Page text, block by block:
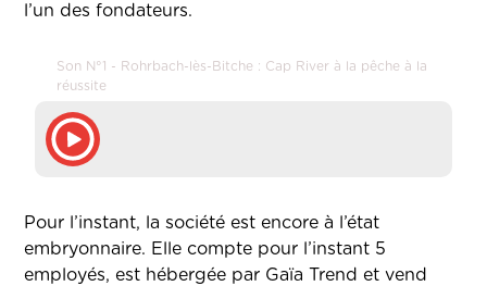
l’un des fondateurs.
Son N°1 - Rohrbach-lès-Bitche : Cap River à la pêche à la
réussite
Pour l’instant, la société est encore à l’état
embryonnaire. Elle compte pour l’instant 5
employés, est hébergée par Gaïa Trend et vend